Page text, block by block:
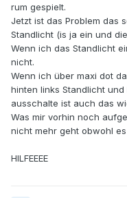
rum gespielt.
Jetzt ist das Problem das
Standlicht (is ja ein und
Wenn ich das Standlicht
nicht.
Wenn ich über maxi dot
hinten links Standlicht
ausschalte ist auch das
Was mir vorhin noch
nicht mehr geht obwohl
HILFEEEE